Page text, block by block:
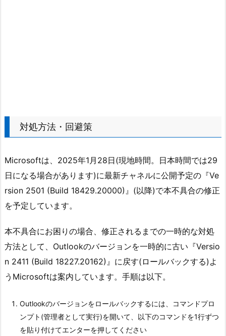
対処方法・回避策
Microsoftは、2025年1月28日(現地時間。日本時間では29
日になる場合があります)に最新チャネルに公開予定の『Ve
rsion 2501 (Build 18429.20000)』(以降)で本不具合の修正
を予定しています。
本不具合にお困りの場合、修正されるまでの一時的な対処
方法として、Outlookのバージョンを一時的に古い『Versio
n 2411 (Build 18227.20162)』に戻す(ロールバックする)よ
うMicrosoftは案内しています。手順は以下。
Outlookのバージョンをロールバックするには、コマンドプロ
ンプト(管理者として実行)を開いて、以下のコマンドを1行ずつ
を貼り付けてエンターを押してください